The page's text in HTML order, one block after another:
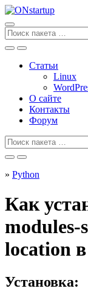
Перейти
к
содержанию
Поиск
для
Статьи
Linux
О сайте
Контакты
Форум
Поиск
для
» Python
Как
location
Установка: